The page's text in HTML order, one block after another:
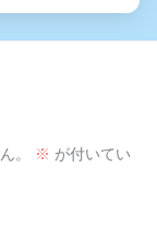
。 ※ が付いてい